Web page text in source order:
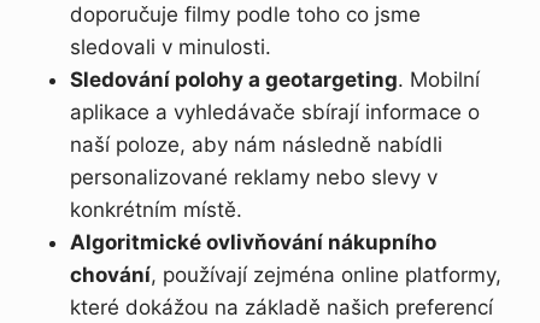
doporučuje filmy podle toho co jsme
sledovali v minulosti.
Sledování polohy a geotargeting. Mobilní
aplikace a vyhledávače sbírají informace o
naší poloze, aby nám následně nabídli
personalizované reklamy nebo slevy v
konkrétním místě.
Algoritmické ovlivňování nákupního
chování, používají zejména online platformy,
které dokážou na základě našich preferencí